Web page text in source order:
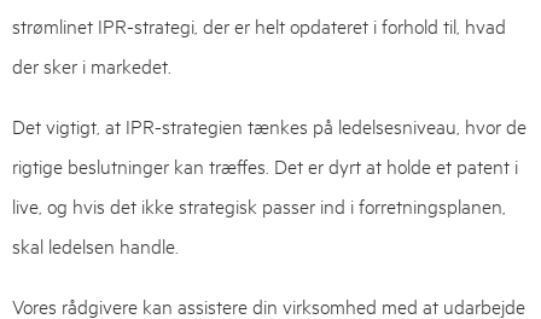
strømlinet IPR-strategi, der er helt opdateret i forhold til, hvad
der sker i markedet.
Det vigtigt, at IPR-strategien tænkes på ledelsesniveau, hvor de
rigtige beslutninger kan træffes. Det er dyrt at holde et patent i
live, og hvis det ikke strategisk passer ind i forretningsplanen,
skal ledelsen handle.
Vores rådgivere kan assistere din virksomhed med at udarbejde